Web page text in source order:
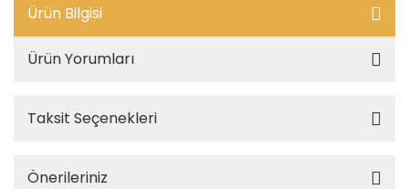
Ürün Bilgisi
Ürün Yorumları
Taksit Seçenekleri
Önerileriniz